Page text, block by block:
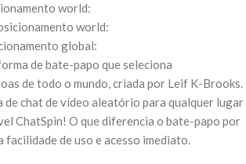
world:
world:
global:
de bate-papo que seleciona
de todo o mundo, criada por Leif K-Brooks.
de chat de vídeo aleatório para qualquer lugar
ChatSpin! O que diferencia o bate-papo por
de uso e acesso imediato.